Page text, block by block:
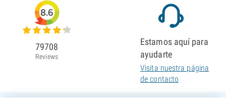
8.6
79708
Reviews
Estamos aquí para
ayudarte
Visita nuestra página
de contacto